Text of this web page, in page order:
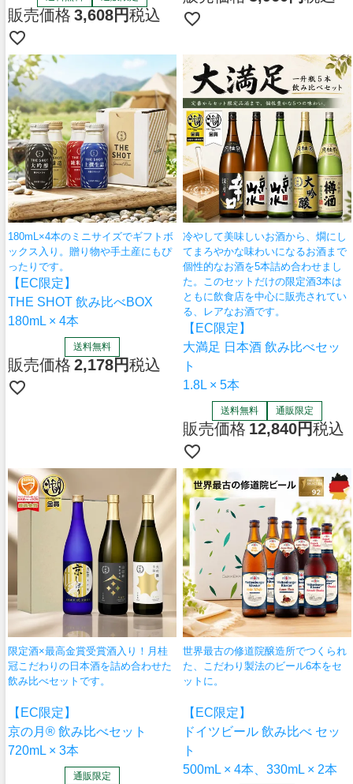
販売価格 3,608 税込
180mL×4本のミニサイズでギフトボ
ックス入り。贈り物や手土産にもぴ
ったりです。
【EC限定】
THE SHOT 飲み比べBOX
180mL × 4本
送料無料
販売価格 2,178 税込
冷やして美味しいお酒から、燗にし
てまろやかな味わいになるお酒まで
個性的なお酒を5本詰め合わせまし
た。このセットだけの限定酒3本は
ともに飲食店を中心に販売されてい
る、レアなお酒です。
【EC限定】
大満足 日本酒 飲み比べセッ
ト
1.8L × 5本
送料無料 通販限定
販売価格 12,840 税込
限定酒×最高金賞受賞酒入り！月桂
冠こだわりの日本酒を詰め合わせた
飲み比べセットです。
【EC限定】
京の月® 飲み比べセット
720mL × 3本
通販限定
世界最古の修道院醸造所でつくられ
た、こだわり製法のビール6本をセ
ットに。
【EC限定】
ドイツビール 飲み比べ セッ
ト
500mL × 4本、330mL × 2本